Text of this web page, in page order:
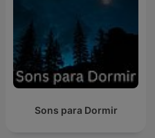
Sons para Dormir